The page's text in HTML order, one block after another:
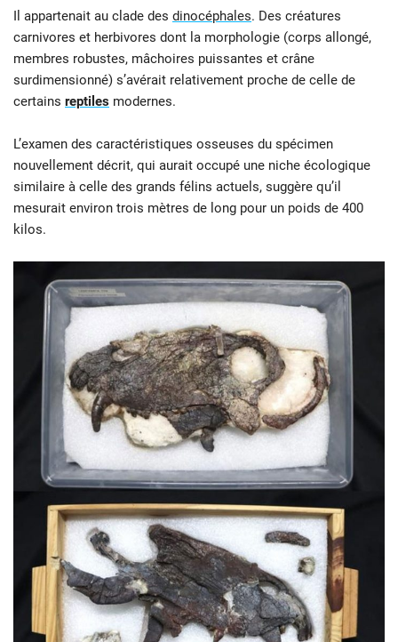
Il appartenait au clade des dinocéphales. Des créatures
carnivores et herbivores dont la morphologie (corps allongé,
membres robustes, mâchoires puissantes et crâne
surdimensionné) s’avérait relativement proche de celle de
certains reptiles modernes.
L’examen des caractéristiques osseuses du spécimen
nouvellement décrit, qui aurait occupé une niche écologique
similaire à celle des grands félins actuels, suggère qu’il
mesurait environ trois mètres de long pour un poids de 400
kilos.